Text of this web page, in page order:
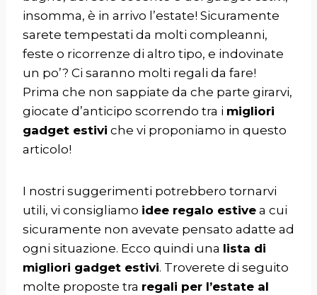
insomma, è in arrivo l’estate! Sicuramente
sarete tempestati da molti compleanni,
feste o ricorrenze di altro tipo, e indovinate
un po’? Ci saranno molti regali da fare!
Prima che non sappiate da che parte girarvi,
giocate d’anticipo scorrendo tra i migliori
gadget estivi che vi proponiamo in questo
articolo!
I nostri suggerimenti potrebbero tornarvi
utili, vi consigliamo idee regalo estive a cui
sicuramente non avevate pensato adatte ad
ogni situazione. Ecco quindi una lista di
migliori gadget estivi. Troverete di seguito
molte proposte tra regali per l’estate al